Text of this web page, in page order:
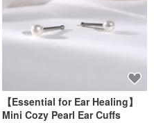
【Essential for Ear Healing】
Mini Cozy Pearl Ear Cuffs